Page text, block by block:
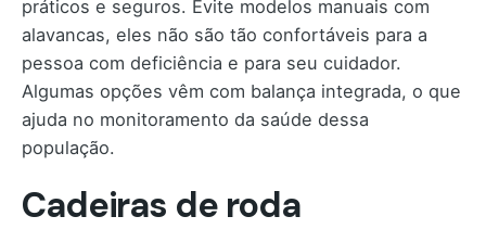
práticos e seguros. Evite modelos manuais com
alavancas, eles não são tão confortáveis para a
pessoa com deficiência e para seu cuidador.
Algumas opções vêm com balança integrada, o que
ajuda no monitoramento da saúde dessa
população.
Cadeiras de roda